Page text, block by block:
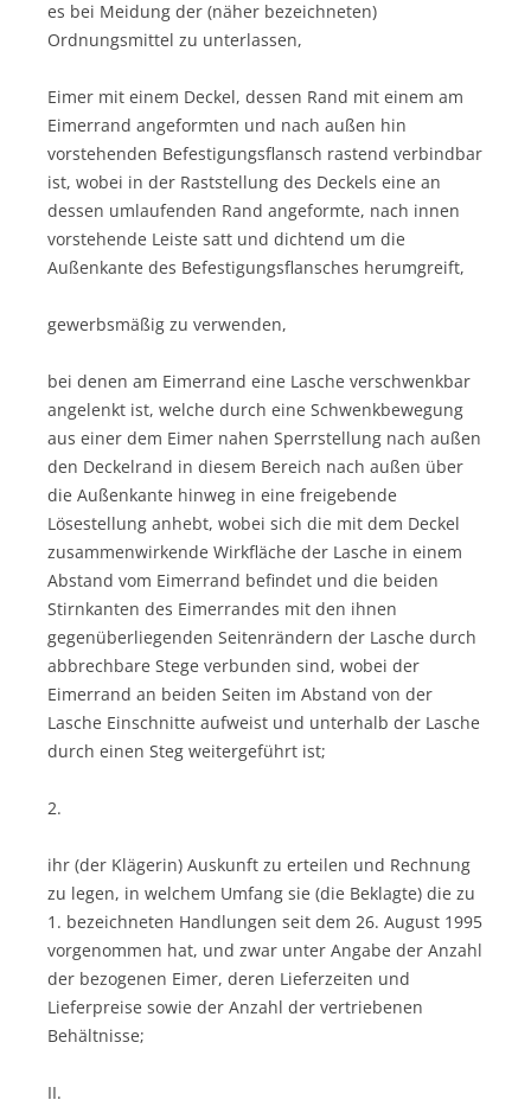
es bei Meidung der (näher bezeichneten)
Ordnungsmittel zu unterlassen,
Eimer mit einem Deckel, dessen Rand mit einem am
Eimerrand angeformten und nach außen hin
vorstehenden Befestigungsflansch rastend verbindbar
ist, wobei in der Raststellung des Deckels eine an
dessen umlaufenden Rand angeformte, nach innen
vorstehende Leiste satt und dichtend um die
Außenkante des Befestigungsflansches herumgreift,
gewerbsmäßig zu verwenden,
bei denen am Eimerrand eine Lasche verschwenkbar
angelenkt ist, welche durch eine Schwenkbewegung
aus einer dem Eimer nahen Sperrstellung nach außen
den Deckelrand in diesem Bereich nach außen über
die Außenkante hinweg in eine freigebende
Lösestellung anhebt, wobei sich die mit dem Deckel
zusammenwirkende Wirkfläche der Lasche in einem
Abstand vom Eimerrand befindet und die beiden
Stirnkanten des Eimerrandes mit den ihnen
gegenüberliegenden Seitenrändern der Lasche durch
abbrechbare Stege verbunden sind, wobei der
Eimerrand an beiden Seiten im Abstand von der
Lasche Einschnitte aufweist und unterhalb der Lasche
durch einen Steg weitergeführt ist;
2.
ihr (der Klägerin) Auskunft zu erteilen und Rechnung
zu legen, in welchem Umfang sie (die Beklagte) die zu
1. bezeichneten Handlungen seit dem 26. August 1995
vorgenommen hat, und zwar unter Angabe der Anzahl
der bezogenen Eimer, deren Lieferzeiten und
Lieferpreise sowie der Anzahl der vertriebenen
Behältnisse;
II.